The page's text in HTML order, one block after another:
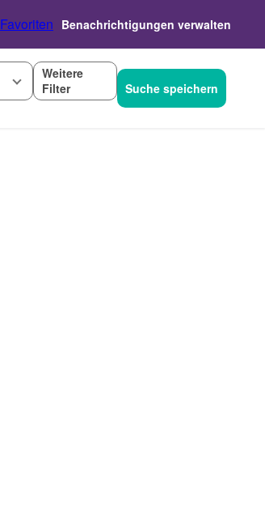
Favoriten Benachrichtigungen verwalten
Weitere
Filter
Suche speichern